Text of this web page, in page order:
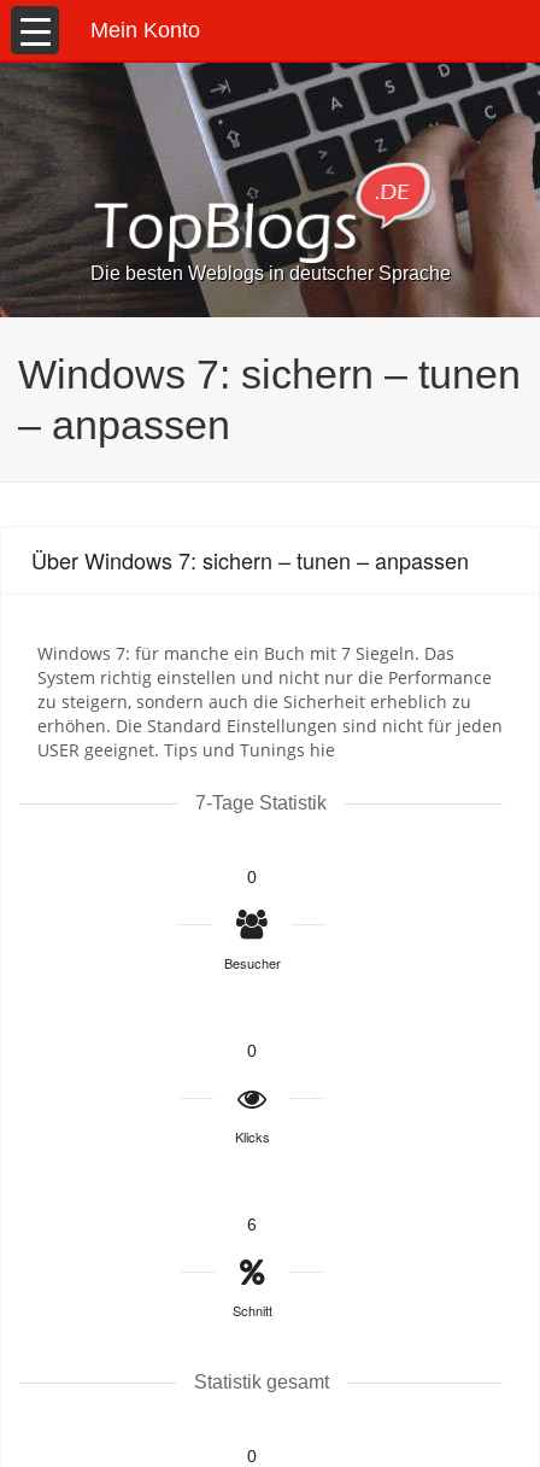
Mein Konto
Die besten Weblogs in deutscher Sprache
Windows 7: sichern – tunen
– anpassen
Über Windows 7: sichern – tunen – anpassen
Windows 7: für manche ein Buch mit 7 Siegeln. Das
System richtig einstellen und nicht nur die Performance
zu steigern, sondern auch die Sicherheit erheblich zu
erhöhen. Die Standard Einstellungen sind nicht für jeden
USER geeignet. Tips und Tunings hie
7-Tage Statistik
0
Besucher
0
Klicks
6
Schnitt
Statistik gesamt
0